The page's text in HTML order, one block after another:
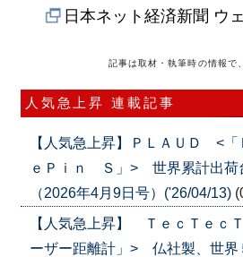
日本ネット経済新聞 ウ
記事は取材・執筆時の情報で
人気急上昇 連載記事
【人気急上昇】ＰＬＡＵＤ <
ｅＰｉｎ Ｓ」> 世界累計出荷
（2026年4月9日号）('26/04/13)
【人気急上昇】 ＴｅｃＴｅｃ
ーザー距離計」> 仏社製、世界